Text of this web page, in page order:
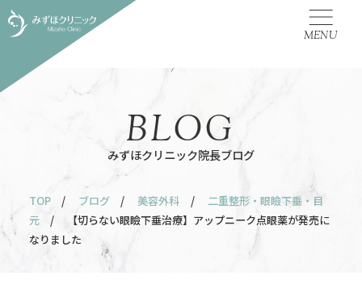
MENU
みずほクリニック院長ブログ
BLOG
TOP / ブログ / 美容外科 /
二重整形・眼瞼下垂・目
元
/ 【切らない眼瞼下垂治療】アップニーク点眼薬が発売に
なりました